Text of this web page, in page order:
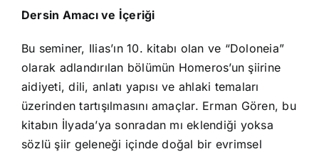
İletişim
Dersin Amacı ve İçeriği
Bu seminer, Ilias’ın 10. kitabı olan ve “Doloneia”
olarak adlandırılan bölümün Homeros’un şiirine
aidiyeti, dili, anlatı yapısı ve ahlaki temaları
üzerinden tartışılmasını amaçlar. Erman Gören, bu
kitabın İlyada’ya sonradan mı eklendiği yoksa
sözlü şiir geleneği içinde doğal bir evrimsel